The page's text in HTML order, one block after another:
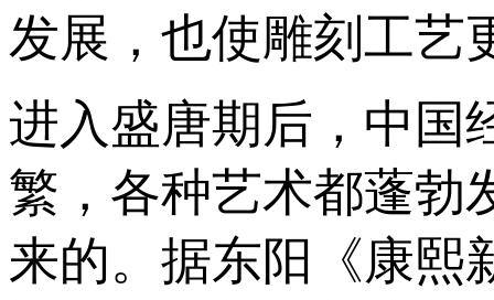
发展，也使雕刻工艺
进入盛唐期后，中国
繁，各种艺术都蓬勃
来的。据东阳《康熙